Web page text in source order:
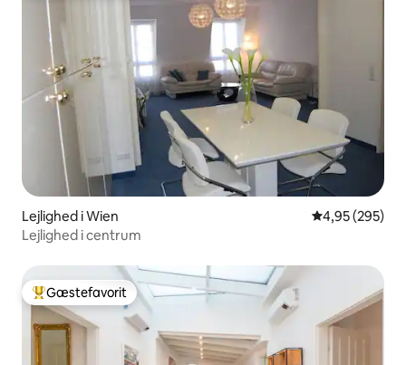
Lejlighed i Wien 4,95 ud af 5 i
4,95 (295)
Lejlighed i centrum
Bedste gæstefavorit
Gæstefavorit